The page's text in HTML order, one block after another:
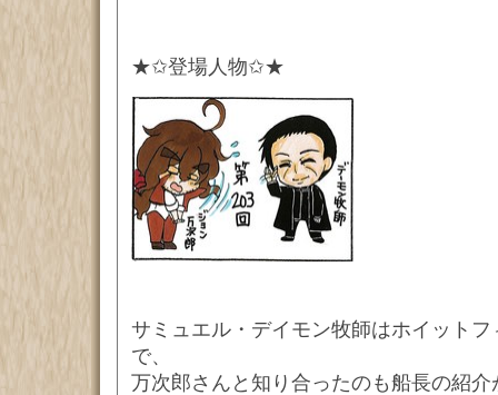
★✩登場人物✩★
サミュエル・デイモン牧師はホイット
で、
万次郎さんと知り合ったのも船長の紹